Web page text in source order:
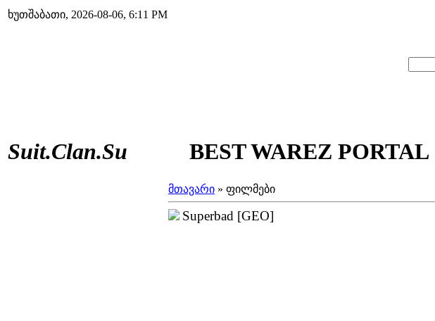
ხუთშაბათი, 2026-08-06, 6:11 PM
Suit.Clan.Su BEST WAREZ PORTAL
მთავარი » ფილმები
Superbad [GEO]